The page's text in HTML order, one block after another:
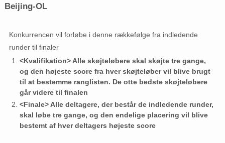
Beijing-OL
Konkurrencen vil forløbe i denne rækkefølge fra indledende
runder til finaler
<Kvalifikation> Alle skøjteløbere skal skøjte tre gange,
og den højeste score fra hver skøjteløber vil blive brugt
til at bestemme ranglisten. De otte bedste skøjteløbere
går videre til finalen
<Finale> Alle deltagere, der består de indledende runder,
skal løbe tre gange, og den endelige placering vil blive
bestemt af hver deltagers højeste score